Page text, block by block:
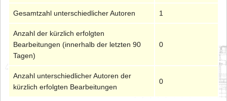
Gesamtzahl unterschiedlicher Autoren 1
Anzahl der kürzlich erfolgten
Bearbeitungen (innerhalb der letzten 90
Tagen)
0
Anzahl unterschiedlicher Autoren der
kürzlich erfolgten Bearbeitungen
0